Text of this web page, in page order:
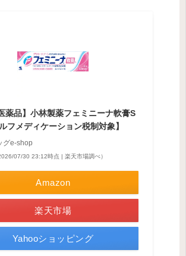
薬品】小林製薬フェミニーナ軟膏S
フメディケーション税制対象】
グe-shop
07/30 23:12時点 | 楽天市場調べ）
Amazon
楽天市場
Yahooショッピング